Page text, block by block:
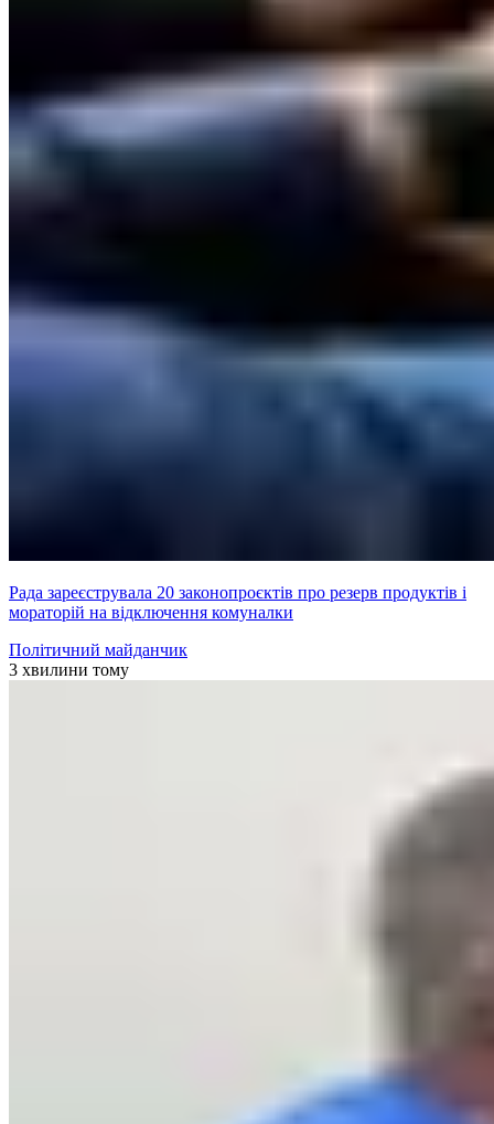
Рада зареєструвала 20 законопроєктів про резерв продуктів і
мораторій на відключення комуналки
Політичний майданчик
3 хвилини тому